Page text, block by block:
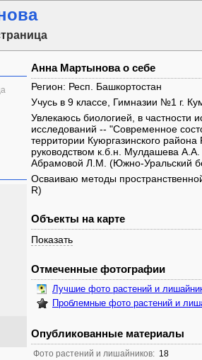
Анна Мартынова о себе
Регион: Респ. Башкортостан
Учусь в 9 классе, Гимназии №1 г.
Увлекаюсь биологией, в частности
исследований -- "Современное
территории Куюргазинского
руководством к.б.н. Мулдашева
Абрамовой Л.М. (Южно-Уральский
Осваиваю методы
R)
Объекты на карте
Показать
Отмеченные фотографии
Лучшие фото растений и
Проблемные фото растений и
Опубликованные материалы
Фото растений и лишайников: 18